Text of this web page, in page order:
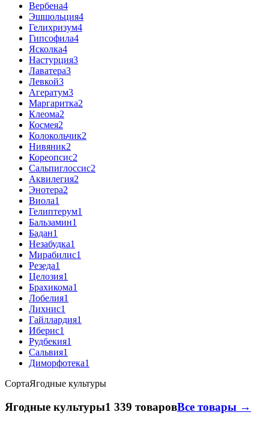
Вербена4
Эшшольция4
Гелихризум4
Гипсофила4
Ясколка4
Настурция3
Лаватера3
Левкой3
Агератум3
Маргаритка2
Клеома2
Космея2
Колокольчик2
Нивяник2
Кореопсис2
Сальпиглоссис2
Аквилегия2
Энотера2
Виола1
Гелиптерум1
Бальзамин1
Бадан1
Незабудка1
Мирабилис1
Резеда1
Целозия1
Брахикома1
Лобелия1
Лихнис1
Гайллардия1
Иберис1
Рудбекия1
Сальвия1
Диморфотека1
СортаЯгодные культуры
Ягодные культуры1 339 товаровВсе товары →